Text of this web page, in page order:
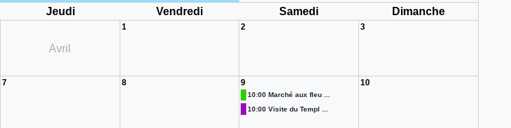
Jeudi Vendredi Samedi Dimanche
Avril
1 2 3
7 8 9
10:00 Marché aux fleu ...
10:00 Visite du Templ ...
10